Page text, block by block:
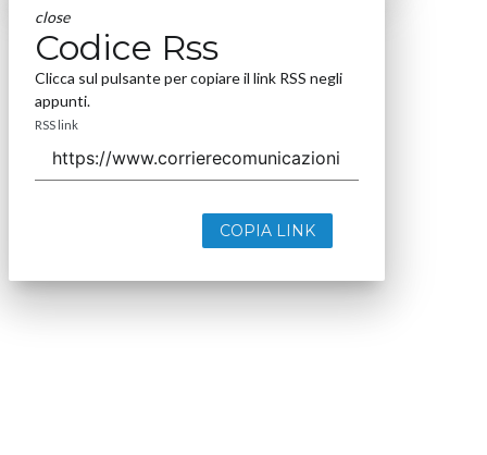
close
Codice Rss
Clicca sul pulsante per copiare il link RSS negli
appunti.
RSS link
COPIA LINK